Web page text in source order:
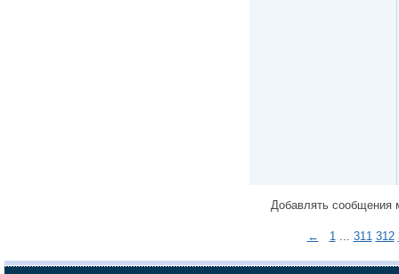
Добавлять сообщения
← 1... 311 312